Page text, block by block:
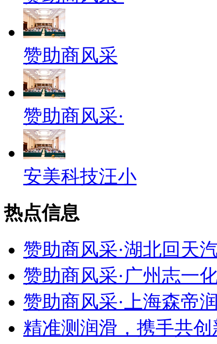
赞助商风采
赞助商风采·
安美科技汪小
热点信息
赞助商风采·湖北回天
赞助商风采·广州志一
赞助商风采·上海森帝
精准测润滑，携手共